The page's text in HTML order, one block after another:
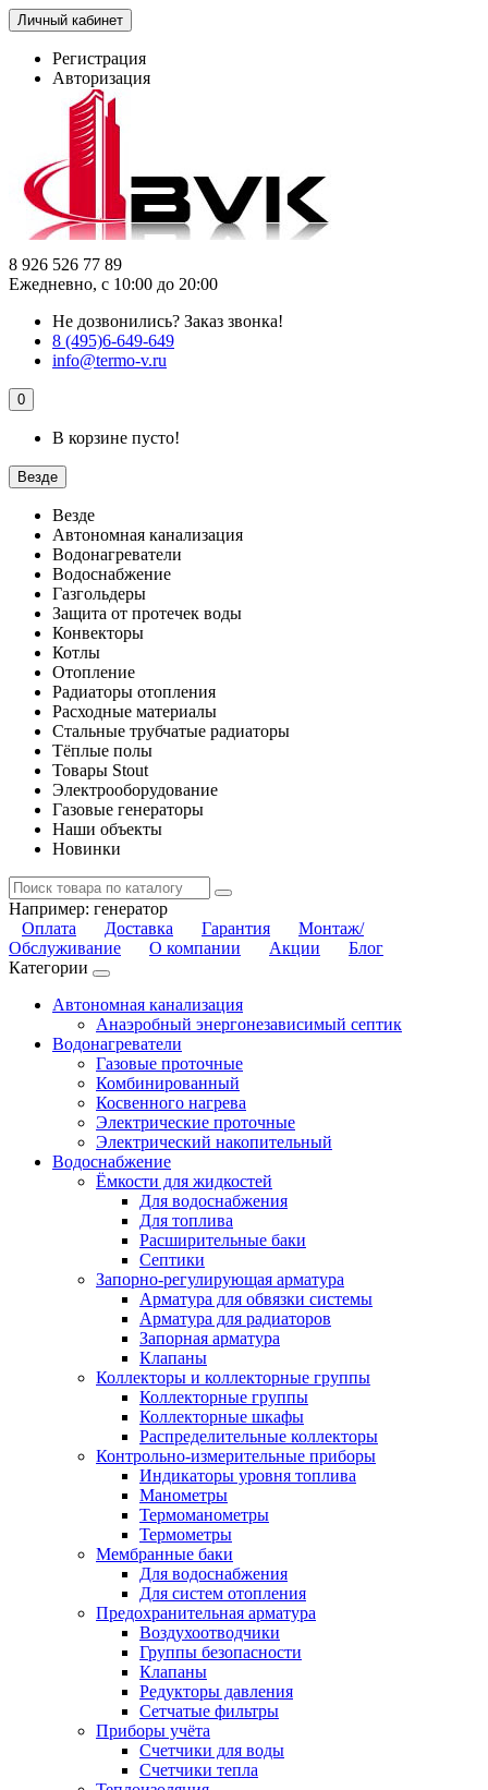
Личный кабинет
Регистрация
Авторизация
8 926 526 77 89
Ежедневно, с 10:00 до 20:00
Не дозвонились? Заказ звонка!
8 (495)6-649-649
info@termo-v.ru
0
В корзине пусто!
Везде
Везде
Автономная канализация
Водонагреватели
Водоснабжение
Газгольдеры
Защита от протечек воды
Конвекторы
Котлы
Отопление
Радиаторы отопления
Расходные материалы
Стальные трубчатые радиаторы
Тёплые полы
Товары Stout
Электрооборудование
Газовые генераторы
Наши объекты
Новинки
Например: генератор
Оплата
Доставка Гарантия
Монтаж/
Обслуживание
О компании Акции
Блог
Категории
Автономная канализация
Анаэробный энергонезависимый септик
Водонагреватели
Газовые проточные
Комбинированный
Косвенного нагрева
Электрические проточные
Электрический накопительный
Водоснабжение
Ёмкости для жидкостей
Для водоснабжения
Для топлива
Расширительные баки
Септики
Запорно-регулирующая арматура
Арматура для обвязки системы
Арматура для радиаторов
Запорная арматура
Клапаны
Коллекторы и коллекторные группы
Коллекторные группы
Коллекторные шкафы
Распределительные коллекторы
Контрольно-измерительные приборы
Индикаторы уровня топлива
Манометры
Термоманометры
Термометры
Мембранные баки
Для водоснабжения
Для систем отопления
Предохранительная арматура
Воздухоотводчики
Группы безопасности
Клапаны
Редукторы давления
Сетчатые фильтры
Приборы учёта
Счетчики для воды
Счетчики тепла